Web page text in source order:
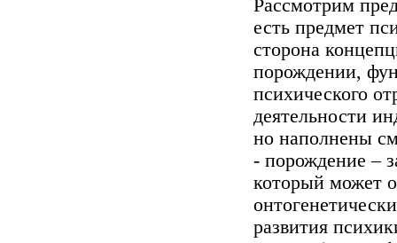
Рассмотрим
есть предмет
сторона
порождении,
психического
деятельности
но наполнены
- порождение –
который может
развития